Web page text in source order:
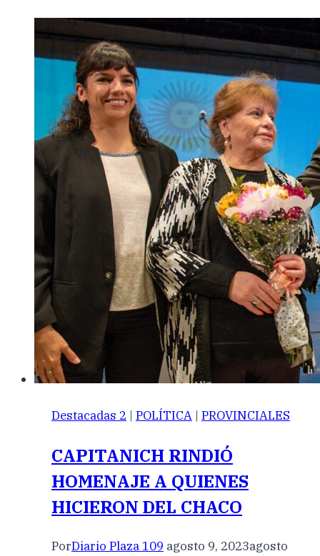
Destacadas 2 | POLÍTICA | PROVINCIALES
CAPITANICH RINDIÓ
HOMENAJE A QUIENES
HICIERON DEL CHACO
PorDiario Plaza 109 agosto 9, 2023agosto